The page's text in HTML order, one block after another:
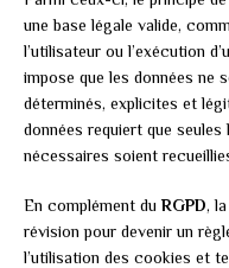
une base légale valide,
l’utilisateur ou l’exécution
impose que les données ne
déterminés, explicites et
données requiert que
nécessaires soient
En complément duRGPD, la
révision pour devenir un
l’utilisation des cookies et